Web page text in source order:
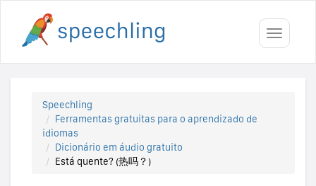
Toggle
Speechling
Ferramentas gratuitas para o aprendizado de
idiomas
Dicionário em áudio gratuito
Está quente? (热吗？)